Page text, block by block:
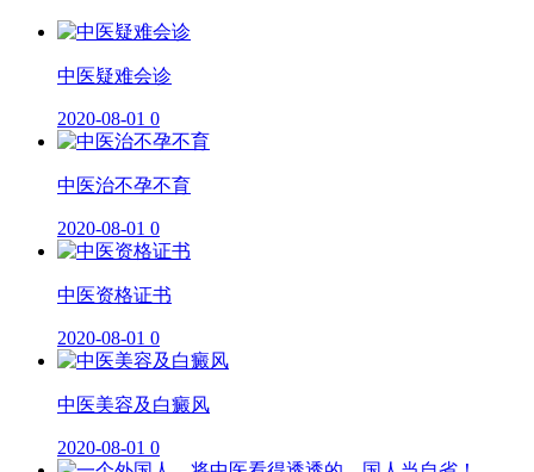
中医疑难会诊
2020-08-01 0
中医治不孕不育
2020-08-01 0
中医资格证书
2020-08-01 0
中医美容及白癜风
2020-08-01 0